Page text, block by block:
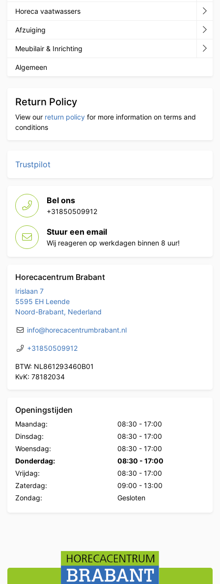
Horeca vaatwassers
Afzuiging
Meubilair & Inrichting
Algemeen
Return Policy
View our return policy for more information on terms and
conditions
Trustpilot
Bel ons
+31850509912
Stuur een email
Wij reageren op werkdagen binnen 8 uur!
Horecacentrum Brabant
Irislaan 7
5595 EH Leende
Noord-Brabant, Nederland
info@horecacentrumbrabant.nl
+31850509912
BTW: NL861293460B01
KvK: 78182034
Openingstijden
Maandag: 08:30 - 17:00
Dinsdag:
08:30 - 17:00
Woensdag:
08:30 - 17:00
Donderdag:
08:30 - 17:00
Vrijdag:
08:30 - 17:00
Zaterdag:
09:00 - 13:00
Zondag:
Gesloten